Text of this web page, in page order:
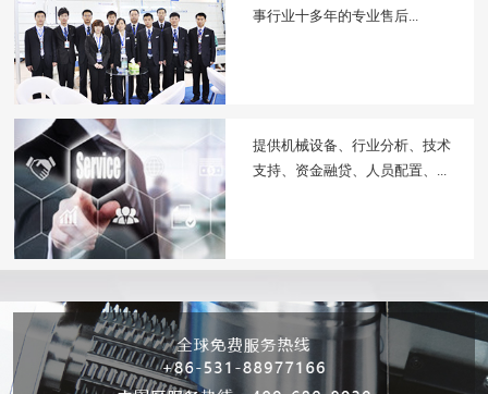
事行业十多年的专业售后...
提供机械设备、行业分析、技术
支持、资金融贷、人员配置、...